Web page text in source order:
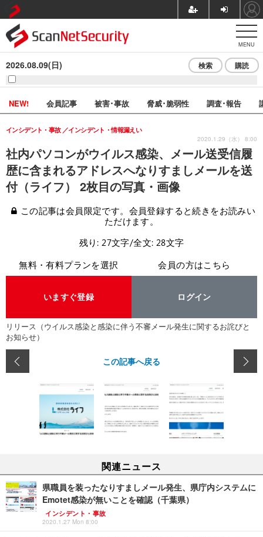
MENU
2026.08.09(日) 検索 購読
NEW! 会員記事 被害･事故 脅威･脆弱性 調査･報告
社内パソコンがウイルス感染、メール送受信履
歴に含まれるアドレスへなりすましメールを送
付（ライフ） 2枚目の写真・画像
インシデント・事故 インシデント・情報漏えい
2020.1.29（水） 8:00
この記事は会員限定です。会員登録すると続きをお読みい
ただけます。
残り: 27文字/全文: 28文字
無料・有料プランを選択
いますぐ登録
会員の方はこちら
ログイン
リリース（ウイルス感染と感染に伴う不審メール発生に関するお詫びと
お知らせ）
この記事へ戻る
関連ニュース
県職員を装ったなりすましメール発生、県庁内システムに
Emotet感染が無いことを確認（千葉県）
インシデント・事故
2020.1.27 Mon 8:00